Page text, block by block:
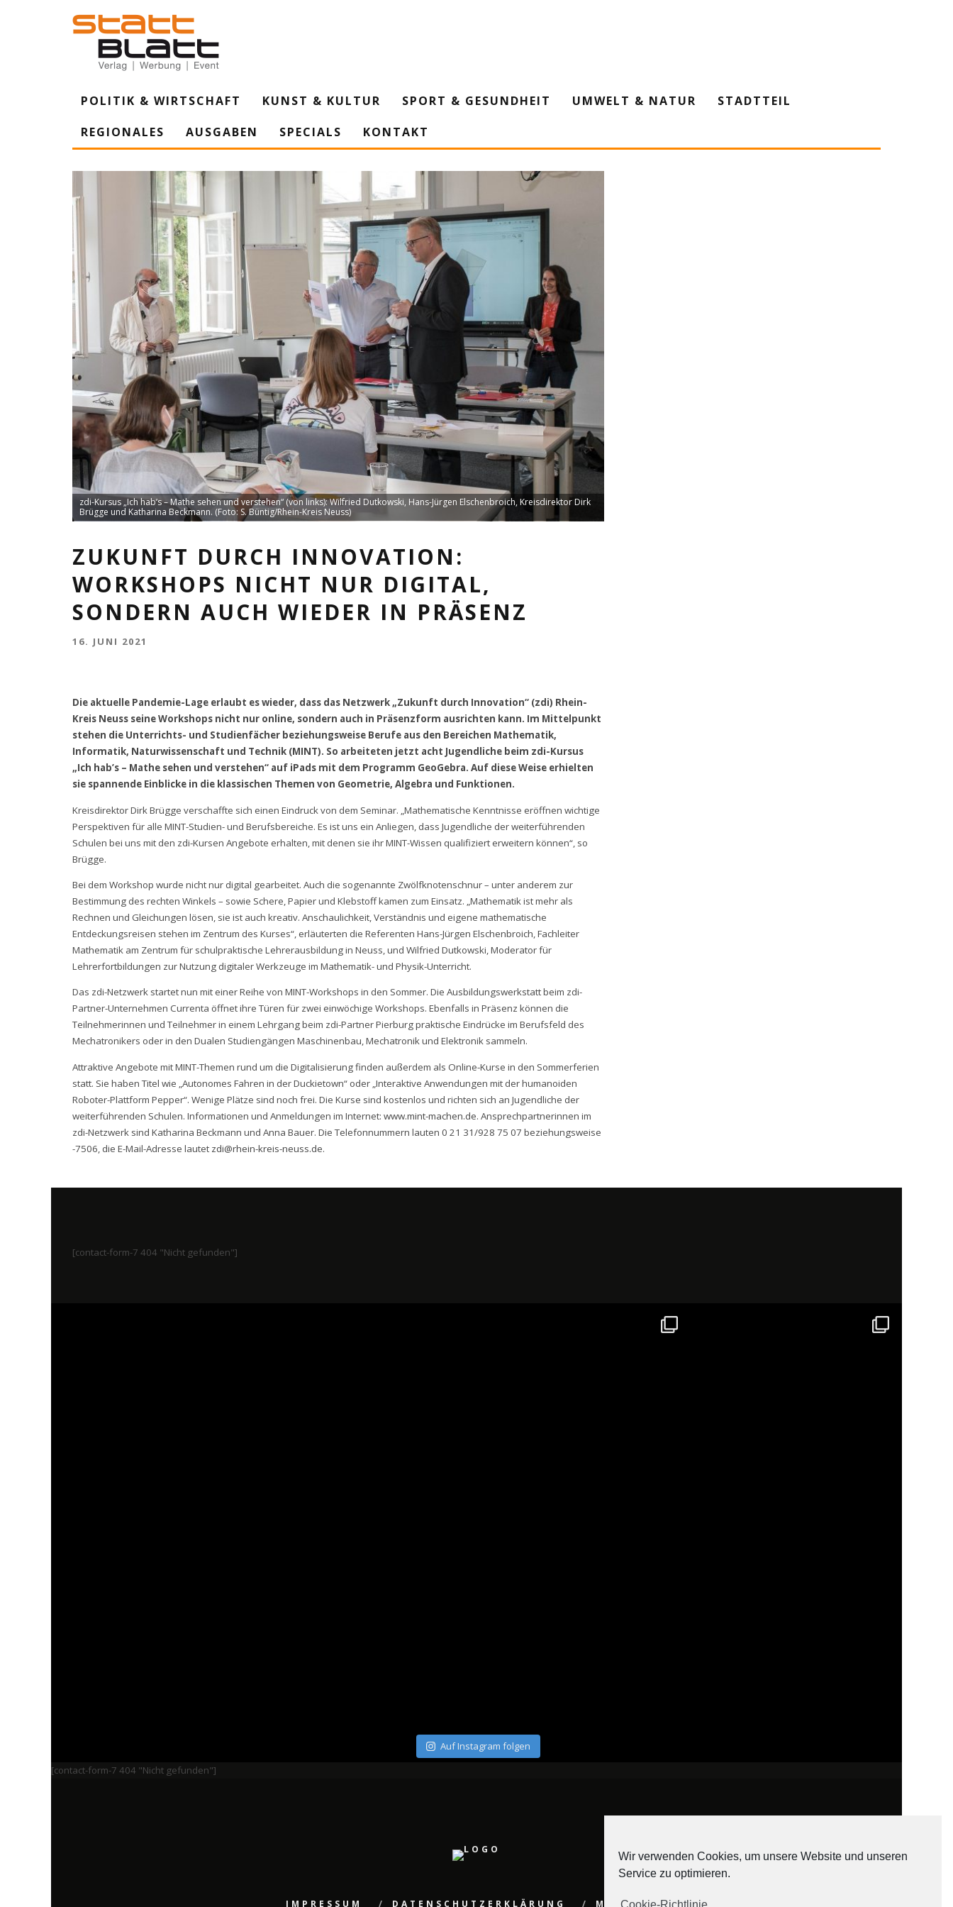
POLITIK & WIRTSCHAFT KUNST & KULTUR SPORT & GESUNDHEIT UMWELT & NATUR
STADTTEIL
REGIONALES
AUSGABEN SPECIALS KONTAKT
zdi-Kursus „Ich hab’s – Mathe sehen und verstehen“ (von links): Wilfried Dutkowski, Hans-Jürgen Elschenbroich, Kreisdirektor Dirk
Brügge und Katharina Beckmann. (Foto: S. Büntig/Rhein-Kreis Neuss)
ZUKUNFT DURCH INNOVATION:
WORKSHOPS NICHT NUR DIGITAL,
SONDERN AUCH WIEDER IN PRÄSENZ
16. JUNI 2021
Die aktuelle Pandemie-Lage erlaubt es wieder, dass das Netzwerk „Zukunft durch Innovation“ (zdi) Rhein-
Kreis Neuss seine Workshops nicht nur online, sondern auch in Präsenzform ausrichten kann. Im Mittelpunkt
stehen die Unterrichts- und Studienfächer beziehungsweise Berufe aus den Bereichen Mathematik,
Informatik, Naturwissenschaft und Technik (MINT). So arbeiteten jetzt acht Jugendliche beim zdi-Kursus
„Ich hab’s – Mathe sehen und verstehen“ auf iPads mit dem Programm GeoGebra. Auf diese Weise erhielten
sie spannende Einblicke in die klassischen Themen von Geometrie, Algebra und Funktionen.
Kreisdirektor Dirk Brügge verschaffte sich einen Eindruck von dem Seminar. „Mathematische Kenntnisse eröffnen wichtige
Perspektiven für alle MINT-Studien- und Berufsbereiche. Es ist uns ein Anliegen, dass Jugendliche der weiterführenden
Schulen bei uns mit den zdi-Kursen Angebote erhalten, mit denen sie ihr MINT-Wissen qualifiziert erweitern können“, so
Brügge.
Bei dem Workshop wurde nicht nur digital gearbeitet. Auch die sogenannte Zwölfknotenschnur – unter anderem zur
Bestimmung des rechten Winkels – sowie Schere, Papier und Klebstoff kamen zum Einsatz. „Mathematik ist mehr als
Rechnen und Gleichungen lösen, sie ist auch kreativ. Anschaulichkeit, Verständnis und eigene mathematische
Entdeckungsreisen stehen im Zentrum des Kurses“, erläuterten die Referenten Hans-Jürgen Elschenbroich, Fachleiter
Mathematik am Zentrum für schulpraktische Lehrerausbildung in Neuss, und Wilfried Dutkowski, Moderator für
Lehrerfortbildungen zur Nutzung digitaler Werkzeuge im Mathematik- und Physik-Unterricht.
Das zdi-Netzwerk startet nun mit einer Reihe von MINT-Workshops in den Sommer. Die Ausbildungswerkstatt beim zdi-
Partner-Unternehmen Currenta öffnet ihre Türen für zwei einwöchige Workshops. Ebenfalls in Präsenz können die
Teilnehmerinnen und Teilnehmer in einem Lehrgang beim zdi-Partner Pierburg praktische Eindrücke im Berufsfeld des
Mechatronikers oder in den Dualen Studiengängen Maschinenbau, Mechatronik und Elektronik sammeln.
Attraktive Angebote mit MINT-Themen rund um die Digitalisierung finden außerdem als Online-Kurse in den Sommerferien
statt. Sie haben Titel wie „Autonomes Fahren in der Duckietown“ oder „Interaktive Anwendungen mit der humanoiden
Roboter-Plattform Pepper“. Wenige Plätze sind noch frei. Die Kurse sind kostenlos und richten sich an Jugendliche der
weiterführenden Schulen. Informationen und Anmeldungen im Internet: www.mint-machen.de. Ansprechpartnerinnen im
zdi-Netzwerk sind Katharina Beckmann und Anna Bauer. Die Telefonnummern lauten 0 21 31/928 75 07 beziehungsweise
-7506, die E-Mail-Adresse lautet zdi@rhein-kreis-neuss.de.
[contact-form-7 404 "Nicht gefunden"]
Auf Instagram folgen
[contact-form-7 404 "Nicht gefunden"]
IMPRESSUM DATENSCHUTZERKLÄRUNG MEDIADATEN
Wir verwenden Cookies, um unsere Website und unseren
Service zu optimieren.
Cookie-Richtlinie